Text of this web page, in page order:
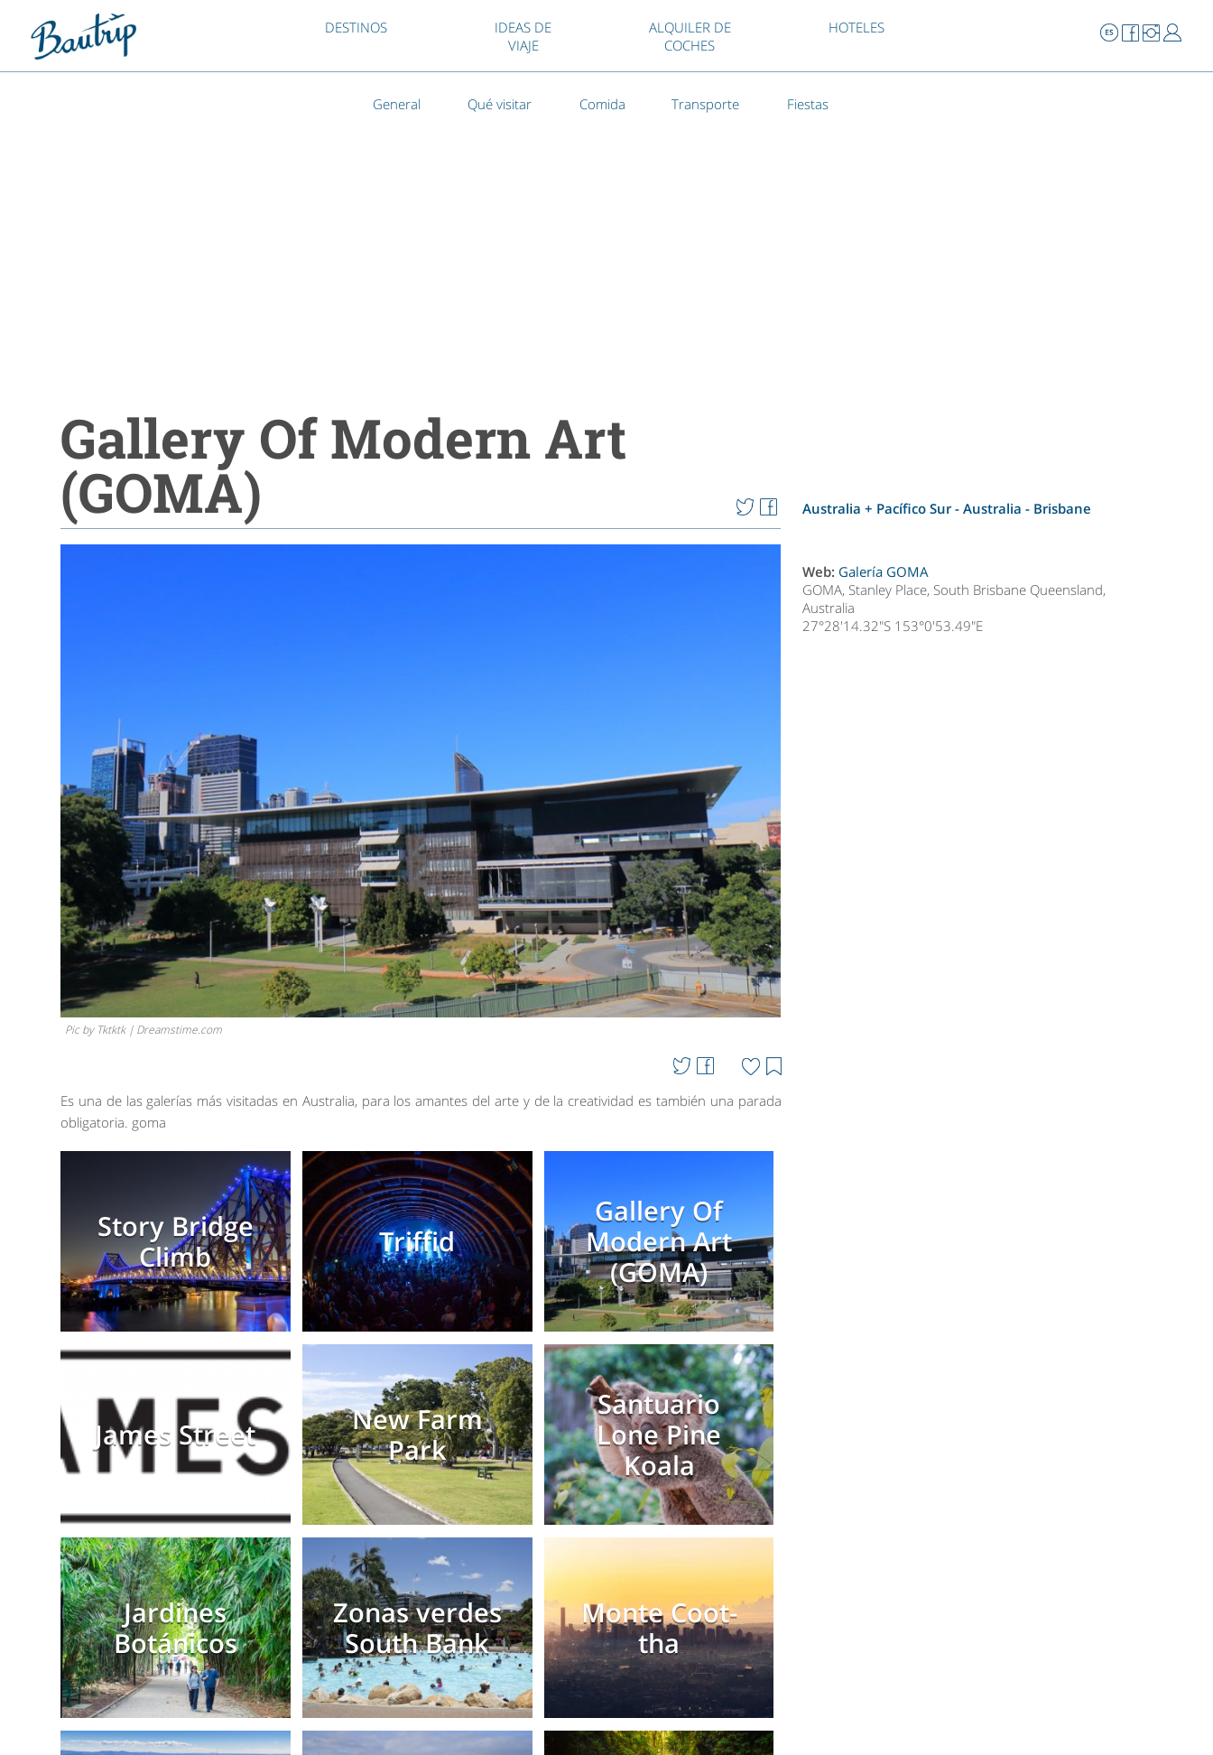
DESTINOS
IDEAS DE
VIAJE
ALQUILER DE
COCHES
HOTELES
General Qué visitar Comida Transporte Fiestas
Gallery Of Modern Art
(GOMA)
Pic by Tktktk | Dreamstime.com
Australia + Pacífico Sur - Australia - Brisbane
Web: Galería GOMA
GOMA, Stanley Place, South Brisbane Queensland,
Australia
27°28'14.32"S 153°0'53.49"E
Es una de las galerías más visitadas en Australia, para los amantes del arte y de la creatividad es también una parada
obligatoria. goma
Story Bridge
Climb
Triffid
Gallery Of
Modern Art
(GOMA)
James Street
New Farm
Park
Santuario
Lone Pine
Koala
Jardines
Botánicos
Zonas verdes
South Bank
Monte Coot-
tha